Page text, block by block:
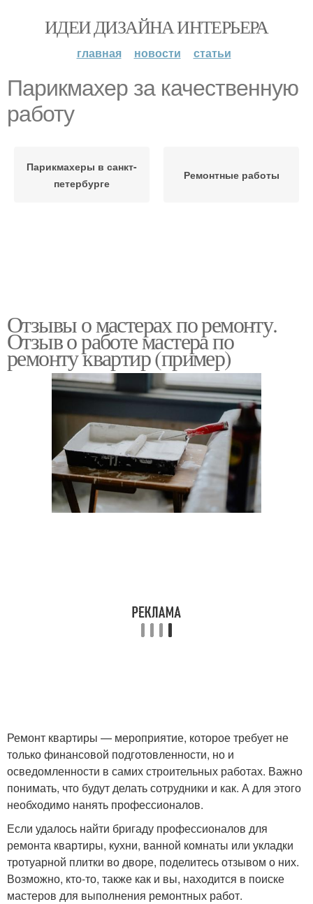
ИДЕИ ДИЗАЙНА ИНТЕРЬЕРА
главная новости статьи
Парикмахер за качественную
работу
Парикмахеры в санкт-
петербурге
Ремонтные работы
Отзывы о мастерах по ремонту.
Отзыв о работе мастера по
ремонту квартир (пример)
Ремонт квартиры — мероприятие, которое требует не
только финансовой подготовленности, но и
осведомленности в самих строительных работах. Важно
понимать, что будут делать сотрудники и как. А для этого
необходимо нанять профессионалов.
Если удалось найти бригаду профессионалов для
ремонта квартиры, кухни, ванной комнаты или укладки
тротуарной плитки во дворе, поделитесь отзывом о них.
Возможно, кто-то, также как и вы, находится в поиске
мастеров для выполнения ремонтных работ.